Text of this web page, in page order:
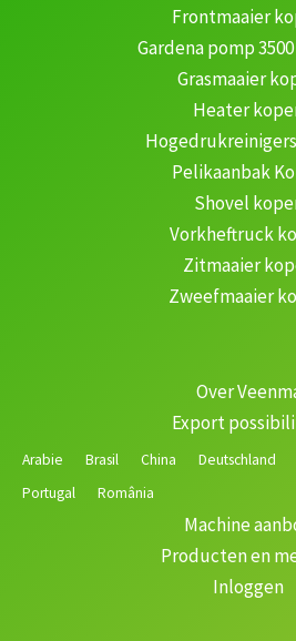
Frontmaaier
Gardena pomp
Grasmaaier
Heater
Pelikaanbak
Shovel
Vorkheftruck
Zitmaaier
Zweefmaaier
Over
Export
Arabie Brasil China Deutschland
Portugal
România
Machine
Producten en
Inloggen